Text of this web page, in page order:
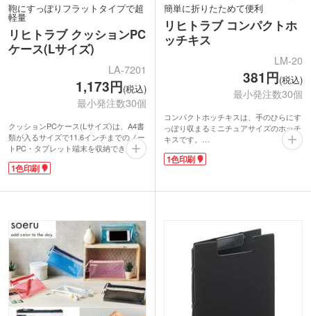
鞄にすっぽりフラットタイプで超
軽量
リヒトラブ クッションPC
ケース(Lサイズ)
LA-7201
1,173円(税込)
最小発注数30個
クッションPCケース(Lサイズ)は、A4書
類が入るサイズで11.6インチまでのノー
トPC・タブレット端末を収納できま
柔らかく弾力のあるウレタン素材で、ク
に傷が付きにくく、やさしく保護してく
スムーズで楽々です。開け閉めも簡単な
面ファスナーは厚みやサイズによって調
整可能です。誰の持ち物かすぐにわかる
よう名前ポケット付きです。
1色名入れ印刷が可能。入学や入社にと
もなう記念品に、オリジナルPCケース
が作れます。シンプルで万人ウケが良い
おすすめノベルティです。
1色印刷
簡単に折りたためて便利
リヒトラブ コンパクトホ
ッチキス
LM-20
381円(税込)
最小発注数30個
コンパクトホッチキスは、手のひらにす
っぽり収まるミニチュアサイズのホッチ
キスです。
本体の後ろにあるCLOSEボタンを押し
ながらハンドルを閉じると折りたため
ンパクトに折りたためて安全です。10号
名入れをして配布するとオリジナルグッ
ズとしてアピールできますよ!カラフル
な色が揃うのでコーポレートカラーで作
ンキャンパスの記念品におすすめです。
1色印刷